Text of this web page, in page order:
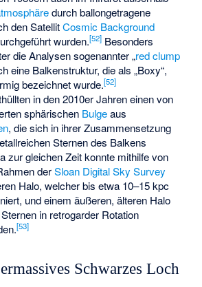
durch ballongetragene
den SatellitCosmic Background
wurden.[52] Besonders
die Analysen sogenannter „red clump
eine Balkenstruktur, die als „Boxy“,
bezeichnet wurde.[52]
in den 2010er Jahren einen von
sphärischen Bulgeaus
, die sich in ihrer Zusammensetzung
Sternen des Balkens
zur gleichen Zeit konnte mithilfe von
derSloan Digital Sky Survey
Halo, welcher bis etwa 10–15 kpc
und einem äußeren, älteren Halo
in retrogarder Rotation
[53]
Schwarzes Loch